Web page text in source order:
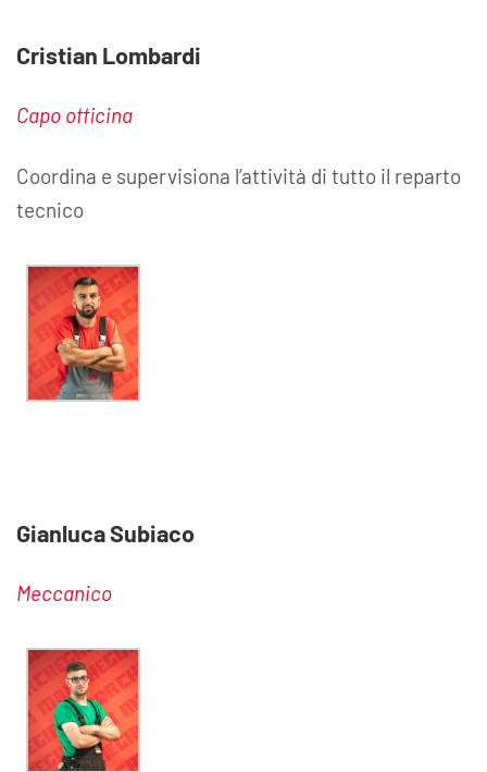
Cristian Lombardi
Capo officina
Coordina e supervisiona l’attività di tutto il reparto
tecnico
Gianluca Subiaco
Meccanico